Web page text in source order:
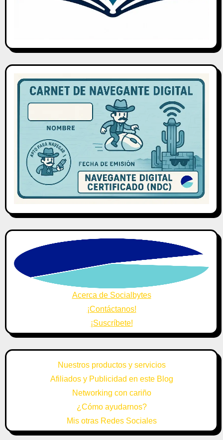
Acerca de Socialbytes
¡Contáctanos!
¡Suscríbete!
Nuestros productos y servicios
Afiliados y Publicidad en este Blog
Networking con cariño
¿Cómo ayudarnos?
Mis otras Redes Sociales